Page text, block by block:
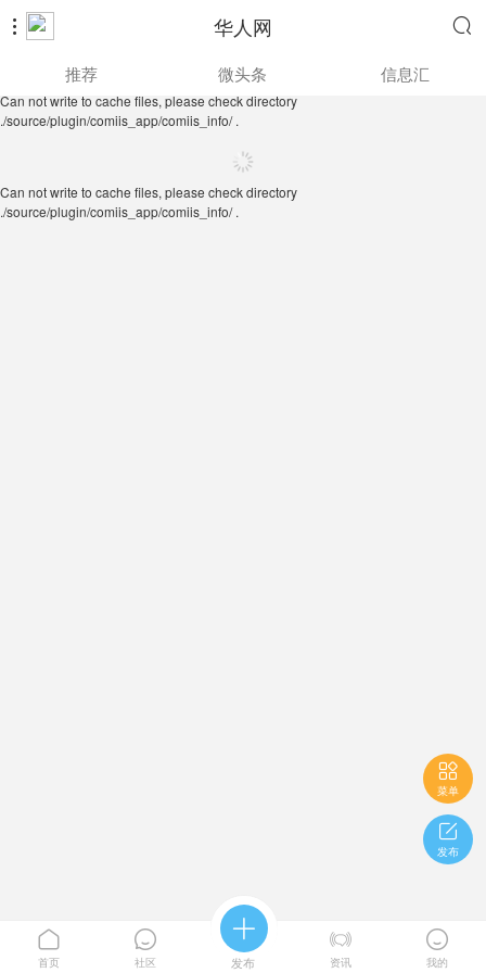
 华人网 
./source/plugin/comiis_app/comiis_info/ .
推荐 微头条 信息汇
Can not write to cache files, please check directory
./source/plugin/comiis_app/comiis_info/ .

菜单

发布

首页

社区

发布

资讯

我的
Can not write to cache files, please check directory
./source/plugin/comiis_app/comiis_info/ .